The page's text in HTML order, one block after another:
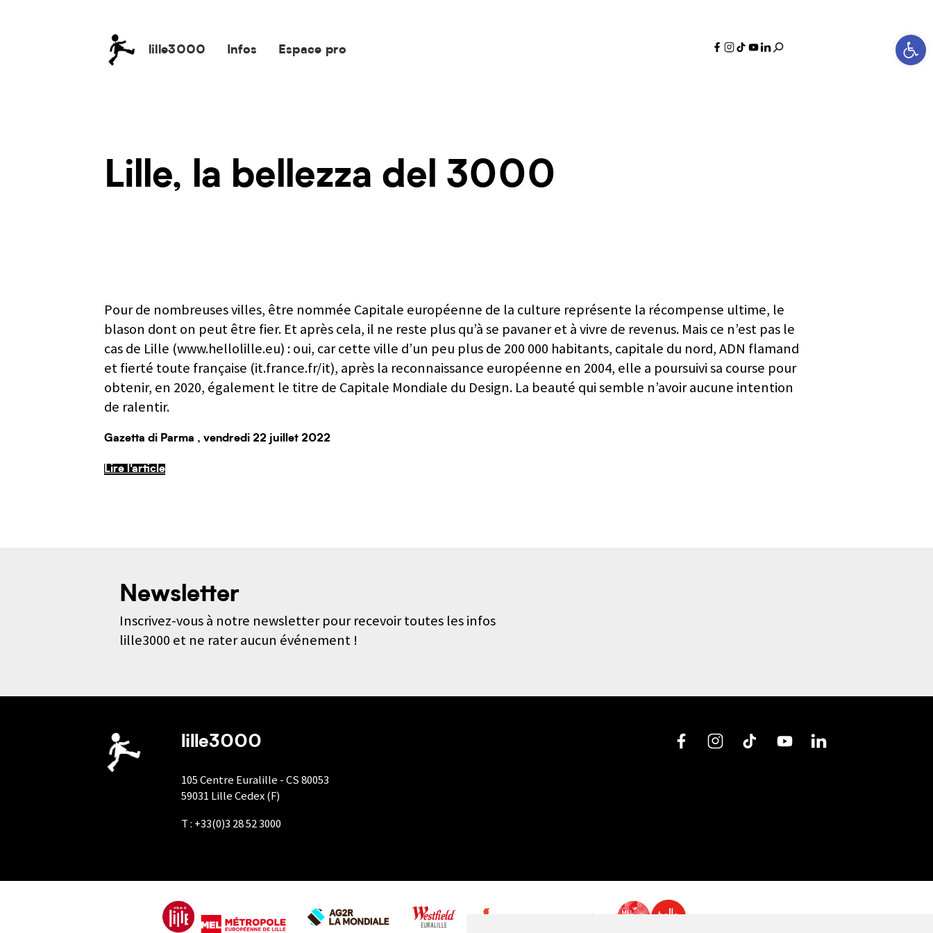
Ouvrir la
lille3000 Infos Espace pro
Lille, la bellezza del 3000
Pour de nombreuses villes, être nommée Capitale européenne de la culture représente la récompense ultime, le
blason dont on peut être fier. Et après cela, il ne reste plus qu’à se pavaner et à vivre de revenus. Mais ce n’est pas le
cas de Lille (www.hellolille.eu) : oui, car cette ville d’un peu plus de 200 000 habitants, capitale du nord, ADN flamand
et fierté toute française (it.france.fr/it), après la reconnaissance européenne en 2004, elle a poursuivi sa course pour
obtenir, en 2020, également le titre de Capitale Mondiale du Design. La beauté qui semble n’avoir aucune intention
de ralentir.
Gazetta di Parma , vendredi 22 juillet 2022
Lire l'article
Newsletter
Inscrivez-vous à notre newsletter pour recevoir toutes les infos
lille3000 et ne rater aucun événement !
lille3000
105 Centre Euralille - CS 80053
59031 Lille Cedex (F)
T : +33(0)3 28 52 3000